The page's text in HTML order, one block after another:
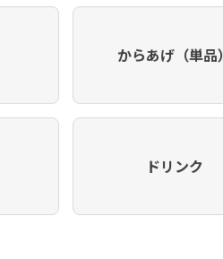
からあげ（単品）
ドリンク